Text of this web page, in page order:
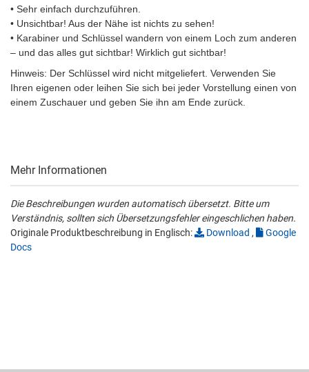
• Sehr einfach durchzuführen.
• Unsichtbar! Aus der Nähe ist nichts zu sehen!
• Karabiner und Schlüssel wandern von einem Loch zum anderen
– und das alles gut sichtbar! Wirklich gut sichtbar!
Hinweis: Der Schlüssel wird nicht mitgeliefert. Verwenden Sie
Ihren eigenen oder leihen Sie sich bei jeder Vorstellung einen von
einem Zuschauer und geben Sie ihn am Ende zurück.
Mehr Informationen
Die Beschreibungen wurden automatisch übersetzt. Bitte um
Verständnis, sollten sich Übersetzungsfehler eingeschlichen haben.
Originale Produktbeschreibung in Englisch:
Download ,
Google
Docs